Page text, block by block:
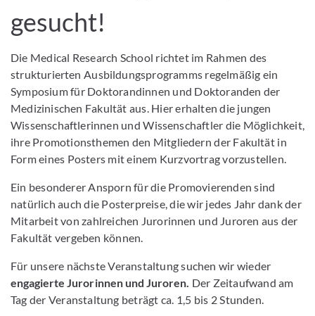
gesucht!
Die Medical Research School richtet im Rahmen des
strukturierten Ausbildungsprogramms regelmäßig ein
Symposium für Doktorandinnen und Doktoranden der
Medizinischen Fakultät aus. Hier erhalten die jungen
Wissenschaftlerinnen und Wissenschaftler die Möglichkeit,
ihre Promotionsthemen den Mitgliedern der Fakultät in
Form eines Posters mit einem Kurzvortrag vorzustellen.
Ein besonderer Ansporn für die Promovierenden sind
natürlich auch die Posterpreise, die wir jedes Jahr dank der
Mitarbeit von zahlreichen Jurorinnen und Juroren aus der
Fakultät vergeben können.
Für unsere nächste Veranstaltung suchen wir wieder
engagierte Jurorinnen und Juroren. Der Zeitaufwand am
Tag der Veranstaltung beträgt ca. 1,5 bis 2 Stunden.